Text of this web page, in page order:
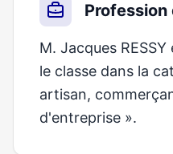
Profession
M. Jacques
le classe dans la
artisan,
d'entreprise ».